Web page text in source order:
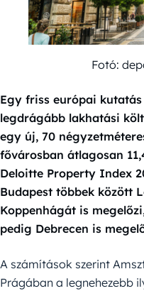
Fotó:
Egy friss európai
legdrágább lakhatási
egy új, 70
fővárosban átlagosan
Deloitte Property Index
Budapest többek között
Koppenhágát is
pedig Debrecen is
A számítások szerint
Prágában a legnehezebb